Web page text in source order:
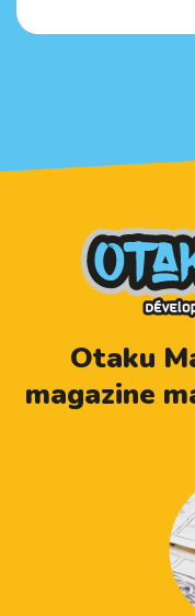
Otaku
magazine